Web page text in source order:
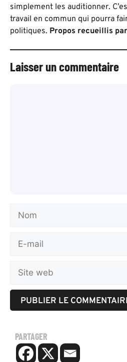
simplement les auditionner.
travail en commun qui pourra
politiques. Propos recueillis
Laisser un commentaire
PARTAGER